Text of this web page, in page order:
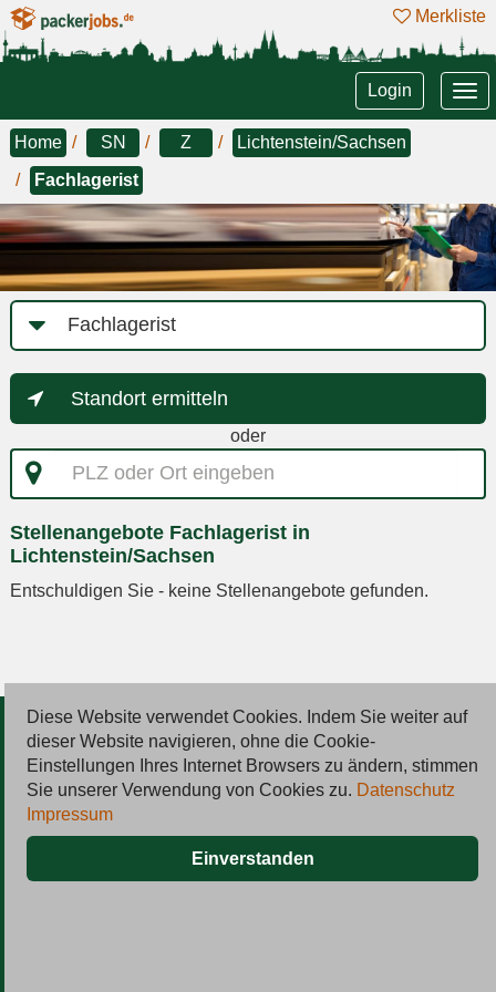
Merkliste
Login
Home SN Z
Lichtenstein/Sachsen
Fachlagerist
Job-
Kategorie
Standort ermitteln
oder
PLZ
oder
eingeben
Stellenangebote Fachlagerist in
Lichtenstein/Sachsen
Entschuldigen Sie - keine Stellenangebote gefunden.
© 2026 Deutsche Jobmarkt GmbH
Inserieren
Kontakt
AGB
Diese Website verwendet Cookies. Indem Sie weiter auf
dieser Website navigieren, ohne die Cookie-
Einstellungen Ihres Internet Browsers zu ändern, stimmen
Sie unserer Verwendung von Cookies zu. Datenschutz
Impressum
Einverstanden